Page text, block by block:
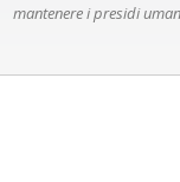
mantenere i presidi